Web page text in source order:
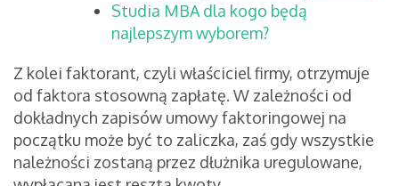
Studia MBA dla kogo będą
najlepszym wyborem?
Z kolei faktorant, czyli właściciel firmy, otrzymuje
od faktora stosowną zapłatę. W zależności od
dokładnych zapisów umowy faktoringowej na
początku może być to zaliczka, zaś gdy wszystkie
należności zostaną przez dłużnika uregulowane,